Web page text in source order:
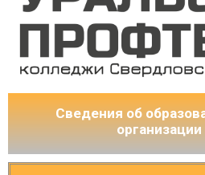
Сведения об
организации